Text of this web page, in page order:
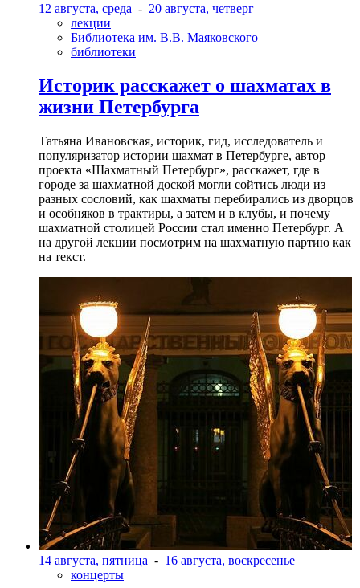
12 августа, среда - 20 августа, четверг
лекции
Библиотека им. В.В. Маяковского
библиотеки
Историк расскажет о шахматах в
жизни Петербурга
Татьяна Ивановская, историк, гид, исследователь и
популяризатор истории шахмат в Петербурге, автор
проекта «Шахматный Петербург», расскажет, где в
городе за шахматной доской могли сойтись люди из
разных сословий, как шахматы перебирались из дворцов
и особняков в трактиры, а затем и в клубы, и почему
шахматной столицей России стал именно Петербург. А
на другой лекции посмотрим на шахматную партию как
на текст.
14 августа, пятница - 16 августа, воскресенье
концерты